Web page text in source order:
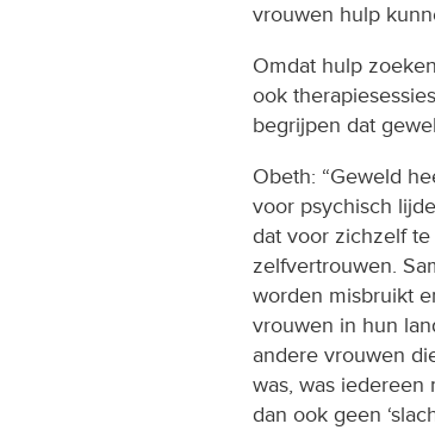
vrouwen hulp
Omdat hulp
ook
begrijpen dat
Obeth: “Geweld
voor psychisch
dat voor zichzelf
zelfvertrouwen.
worden misbruikt
vrouwen in hun
andere vrouwen
was, was iedereen
dan ook geen